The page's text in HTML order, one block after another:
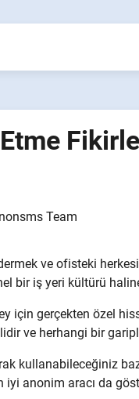
Team
ve ofisteki
bir iş yeri kültürü
için gerçekten özel
ve herhangi bir
kullanabileceğiniz
anonim aracı da